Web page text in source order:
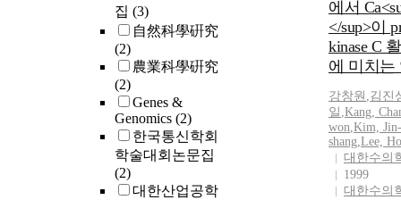
집 (3)
自然科學硏究
(2)
農業科學硏究
(2)
Genes &
Genomics (2)
한국통신학회
학술대회논문집
(2)
대한산업공학
에서
</sup>이
kinase C
에 미치는
강창원 ,김진
일 ,Kang,
won,Kim, Jin-
shang,Lee,
대한수의
1999
대한수의